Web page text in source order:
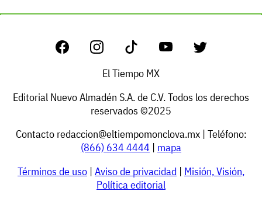
El Tiempo MX
Editorial Nuevo Almadén S.A. de C.V. Todos los derechos
reservados ©2025
Contacto redaccion@eltiempomonclova.mx| Teléfono:
(866) 634 4444 | mapa
Términos de uso | Aviso de privacidad | Misión, Visión,
Política editorial